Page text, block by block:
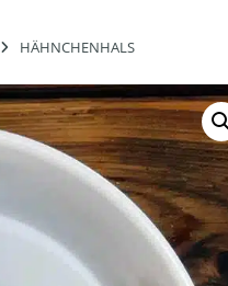
HÄHNCHENHALS